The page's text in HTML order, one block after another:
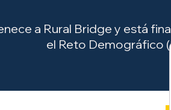
a Rural Bridge y está
el Reto Demográfico